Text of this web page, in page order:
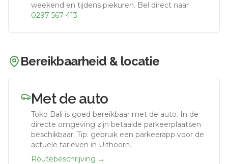
weekend en tijdens piekuren. Bel direct naar
0297 567 413.
Bereikbaarheid & locatie
Met de auto
Toko Bali is goed bereikbaar met de auto. In de
directe omgeving zijn betaalde parkeerplaatsen
beschikbaar. Tip: gebruik een parkeerapp voor de
actuele tarieven in Uithoorn.
Routebeschrijving →